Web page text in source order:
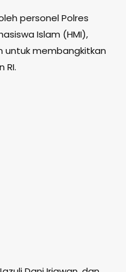
personel Polres
Islam (HMI),
untuk membangkitkan
RI.